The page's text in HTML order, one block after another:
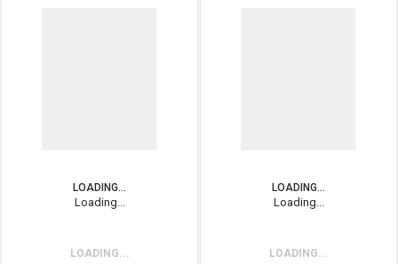
LOADING...
Loading...
LOADING...
LOADING...
Loading...
LOADING...